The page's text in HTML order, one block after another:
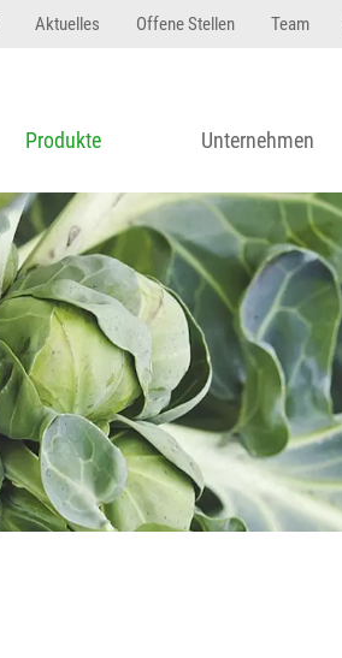
Aktuelles Offene Stellen Team
Produkte Unternehmen